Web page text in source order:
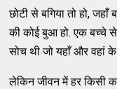
छोटी से बगिया तो हो, जहाँ
की कोई बुआ हो. एक बच्चे
सोच थी जो यहाँ और वहां
लेकिन जीवन में हर किसी